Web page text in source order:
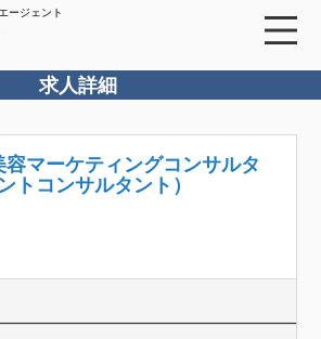
ージェント
求人詳細
マーケティングコンサルタ
トコンサルタント）